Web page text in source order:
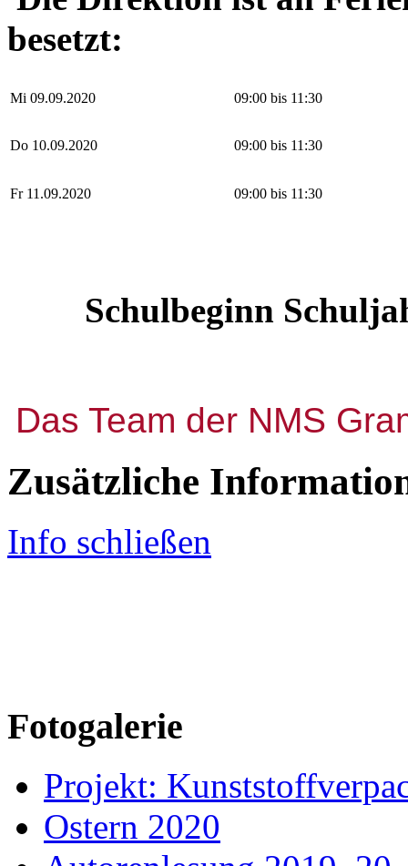
besetzt:
Mi 09.09.2020 09:00 bis 11:30
Do 10.09.2020 09:00 bis 11:30
Fr 11.09.2020 09:00 bis 11:30
Schulbeginn
Das Team der NMS
Zusätzliche
Info schließen
Fotogalerie
Projekt:
Ostern 2020